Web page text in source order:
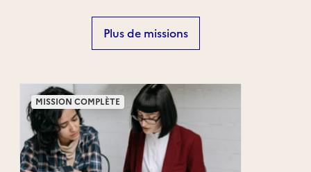
Plus de missions
MISSION COMPLÈTE